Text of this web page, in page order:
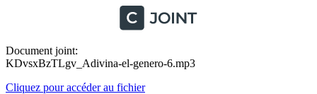
Document joint:
KDvsxBzTLgv_Adivina-el-genero-6.mp3
Cliquez pour accéder au fichier